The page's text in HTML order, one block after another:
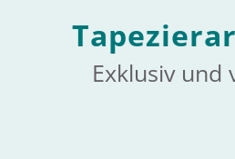
Exklusiv und